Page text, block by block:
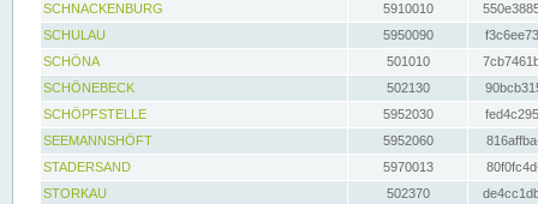
SCHNACKENBURG
5910010
SCHULAU
5950090
SCHÖNA
501010
SCHÖNEBECK
502130
SCHÖPFSTELLE
5952030
SEEMANNSHÖFT
5952060
STADERSAND
5970013
STORKAU
502370